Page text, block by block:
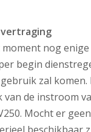
moment nog
begin
zal komen.
van de instroom
Mocht er